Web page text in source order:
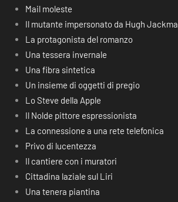
Mail moleste
Il mutante impersonato da Hugh
La protagonista del romanzo
Una tessera invernale
Una fibra sintetica
Un insieme di oggetti di pregio
Lo Steve della Apple
Il Nolde pittore espressionista
La connessione a una rete telefonica
Privo di lucentezza
Il cantiere con i muratori
Cittadina laziale sul Liri
Una tenera piantina